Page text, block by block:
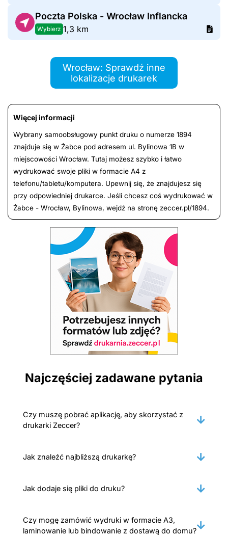
Poczta Polska - Wrocław Inflancka
Wybierz 1,3 km
Wrocław: Sprawdź inne
lokalizacje drukarek
Więcej informacji
Wybrany samoobsługowy punkt druku o numerze 1894
znajduje się w Żabce pod adresem ul. Bylinowa 1B w
miejscowości Wrocław. Tutaj możesz szybko i łatwo
wydrukować swoje pliki w formacie A4 z
telefonu/tabletu/komputera. Upewnij się, że znajdujesz się
przy odpowiedniej drukarce. Jeśli chcesz coś wydrukować w
Żabce - Wrocław, Bylinowa, wejdź na stronę zeccer.pl/1894.
Najczęściej zadawane pytania
Czy muszę pobrać aplikację, aby skorzystać z
drukarki Zeccer?
Jak znaleźć najbliższą drukarkę?
Jak dodaje się pliki do druku?
Czy mogę zamówić wydruki w formacie A3,
laminowanie lub bindowanie z dostawą do domu?